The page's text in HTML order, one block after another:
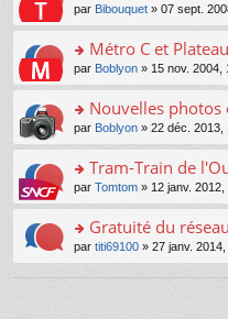
c
e
nt
pl
u
s
ré
c
e
nt
n
le
pl
u
s
ré
c
e
nt
g
e
n
n
le
pl
u
s
ré
c
e
nt
e
s
a
g
e
n
n
le
pl
u
s
ré
c
er
le
m
e
s
a
g
e
n
n
le
pl
u
s
o
n
s
ult
er
le
m
e
s
a
g
e
n
n
par Bibouquet » 07 sept.
o
n
s
ult
er
le
m
e
s
a
g
e
Métro C et
par Boblyon » 15 nov. 2004,
o
n
s
ult
er
le
m
e
s
s
Nouvelles photos
par Boblyon » 22 déc. 2013,
o
n
s
ult
er
Tram-Train de
par Tomtom » 12 janv.
o
n
s
Gratuité du réseau
par titi69100 » 27 janv.